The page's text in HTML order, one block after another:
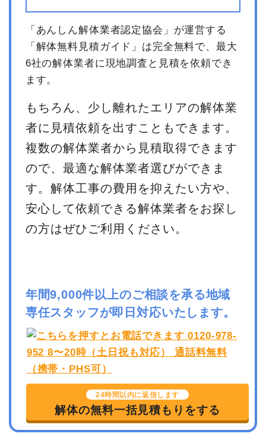
「あんしん解体業者認定協会」が運営する
「解体無料見積ガイド」は完全無料で、最大
6社の解体業者に現地調査と見積を依頼でき
ます。
もちろん、少し離れたエリアの解体業
者に見積依頼を出すこともできます。
複数の解体業者から見積取得できます
ので、最適な解体業者選びができま
す。解体工事の費用を抑えたい方や、
安心して依頼できる解体業者をお探し
の方はぜひご利用ください。
年間9,000件以上のご相談を承る地域
専任スタッフが即日対応いたします。
24時間以内に返信します
解体の無料一括見積もりをする